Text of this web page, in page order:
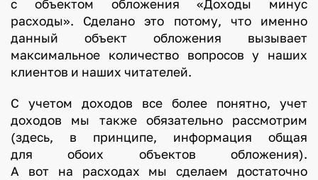
с объектом обложения «Доходы минус
расходы». Сделано это потому, что именно
данный объект обложения вызывает
максимальное количество вопросов у наших
клиентов и наших читателей.
С учетом доходов все более понятно, учет
доходов мы также обязательно рассмотрим
(здесь, в принципе, информация общая
для обоих объектов обложения).
А вот на расходах мы сделаем достаточно